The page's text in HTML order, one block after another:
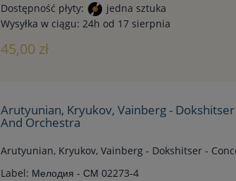
Dostępność płyty:
jedna sztuka
Wysyłka w ciągu: 24h od 17 sierpnia
45,00 zł
Arutyunian, Kryukov, Vainberg -
And Orchestra
Arutyunian, Kryukov, Vainberg - Dokshitser -
Label: Мелодия - СМ 02273-4